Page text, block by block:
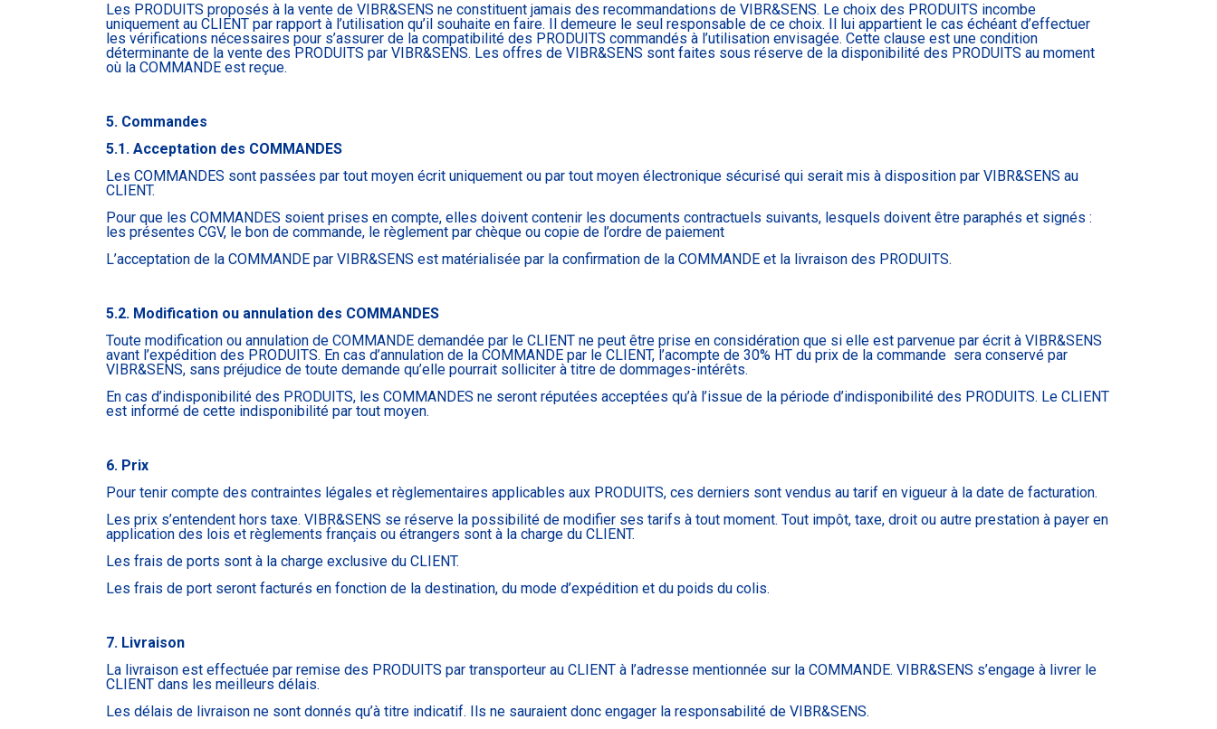
Les PRODUITS proposés à la vente de VIBR&SENS ne constituent jamais des recommandations de VIBR&SENS. Le choix des PRODUITS incombe
uniquement au CLIENT par rapport à l’utilisation qu’il souhaite en faire. Il demeure le seul responsable de ce choix. Il lui appartient le cas échéant d’effectuer
les vérifications nécessaires pour s’assurer de la compatibilité des PRODUITS commandés à l’utilisation envisagée. Cette clause est une condition
déterminante de la vente des PRODUITS par VIBR&SENS. Les offres de VIBR&SENS sont faites sous réserve de la disponibilité des PRODUITS au moment
où la COMMANDE est reçue.
5. Commandes
5.1. Acceptation des COMMANDES
Les COMMANDES sont passées par tout moyen écrit uniquement ou par tout moyen électronique sécurisé qui serait mis à disposition par VIBR&SENS au
CLIENT.
Pour que les COMMANDES soient prises en compte, elles doivent contenir les documents contractuels suivants, lesquels doivent être paraphés et signés :
les présentes CGV, le bon de commande, le règlement par chèque ou copie de l’ordre de paiement
L’acceptation de la COMMANDE par VIBR&SENS est matérialisée par la confirmation de la COMMANDE et la livraison des PRODUITS.
5.2. Modification ou annulation des COMMANDES
Toute modification ou annulation de COMMANDE demandée par le CLIENT ne peut être prise en considération que si elle est parvenue par écrit à VIBR&SENS
avant l’expédition des PRODUITS. En cas d’annulation de la COMMANDE par le CLIENT, l’acompte de 30% HT du prix de la commande sera conservé par
VIBR&SENS, sans préjudice de toute demande qu’elle pourrait solliciter à titre de dommages-intérêts.
En cas d’indisponibilité des PRODUITS, les COMMANDES ne seront réputées acceptées qu’à l’issue de la période d’indisponibilité des PRODUITS. Le CLIENT
est informé de cette indisponibilité par tout moyen.
6. Prix
Pour tenir compte des contraintes légales et règlementaires applicables aux PRODUITS, ces derniers sont vendus au tarif en vigueur à la date de facturation.
Les prix s’entendent hors taxe. VIBR&SENS se réserve la possibilité de modifier ses tarifs à tout moment. Tout impôt, taxe, droit ou autre prestation à payer en
application des lois et règlements français ou étrangers sont à la charge du CLIENT.
Les frais de ports sont à la charge exclusive du CLIENT.
Les frais de port seront facturés en fonction de la destination, du mode d’expédition et du poids du colis.
7. Livraison
La livraison est effectuée par remise des PRODUITS par transporteur au CLIENT à l’adresse mentionnée sur la COMMANDE. VIBR&SENS s’engage à livrer le
CLIENT dans les meilleurs délais.
Les délais de livraison ne sont donnés qu’à titre indicatif. Ils ne sauraient donc engager la responsabilité de VIBR&SENS.